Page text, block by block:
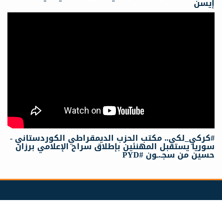
إيسن
#كركي_لكي.. مكتب الحزب الديمقراطي الكوردستاني -
سوريا يستقبل المهنئين بإطلاق سراح الإعلامي برزان
حسين من سجـ.ـون #PYD